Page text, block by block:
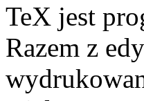
TeX jest
Razem z